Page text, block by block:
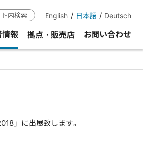
English 日本語 Deutsch
情報 拠点・販売店 お問い合わせ
」に出展致します。